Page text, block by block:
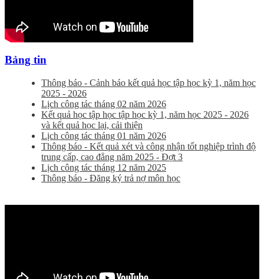
Bảng tin
Thông báo - Cảnh báo kết quả học tập học kỳ 1, năm học
2025 - 2026
Lịch công tác tháng 02 năm 2026
Kết quả học tập học tập học kỳ 1, năm học 2025 - 2026
và kết quả học lại, cải thiện
Lịch công tác tháng 01 năm 2026
Thông báo - Kết quả xét và công nhận tốt nghiệp trình độ
trung cấp, cao đẳng năm 2025 - Đợt 3
Lịch công tác tháng 12 năm 2025
Thông báo - Đăng ký trả nợ môn học